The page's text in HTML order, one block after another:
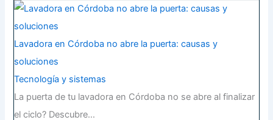
Lavadora en Córdoba no abre la puerta: causas y
soluciones
Tecnología y sistemas
La puerta de tu lavadora en Córdoba no se abre al finalizar
el ciclo? Descubre…